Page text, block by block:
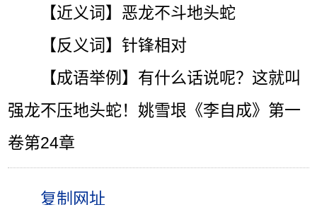
【近义词】恶龙不斗地头蛇
【反义词】针锋相对
【成语举例】有什么话说呢？这就叫
强龙不压地头蛇！姚雪垠《李自成》第一
卷第24章